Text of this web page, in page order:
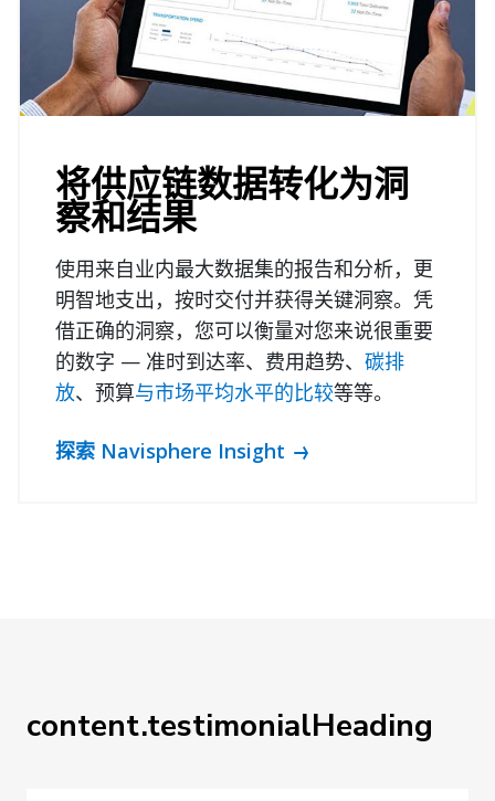
将供应链数据转化为洞
察和结果
使用来自业内最大数据集的报告和分析，更
明智地支出，按时交付并获得关键洞察。凭
借正确的洞察，您可以衡量对您来说很重要
的数字 — 准时到达率、费用趋势、 碳排
放、预算与市场平均水平的比较等等。
探索 Navisphere Insight
content.testimonialHeading